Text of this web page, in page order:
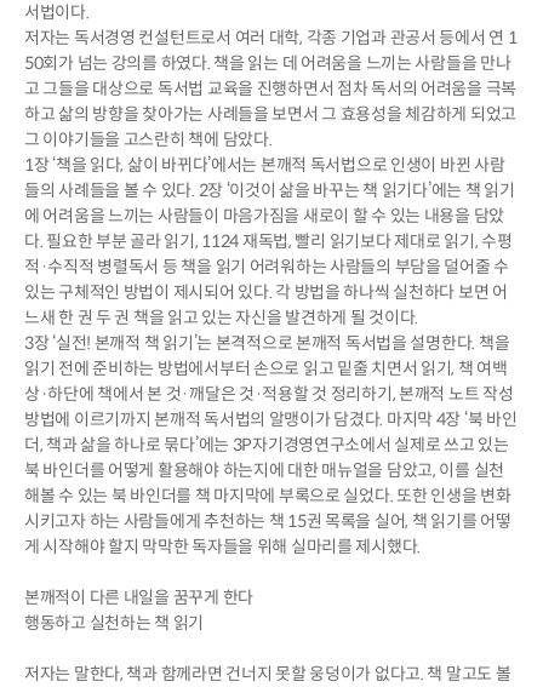
서법이다.
저자는 독서경영 컨설턴트로서 여러 대학, 각종 기업과 관공서 등에서 연 1
50회가 넘는 강의를 하였다. 책을 읽는 데 어려움을 느끼는 사람들을 만나
고 그들을 대상으로 독서법 교육을 진행하면서 점차 독서의 어려움을 극복
하고 삶의 방향을 찾아가는 사례들을 보면서 그 효용성을 체감하게 되었고
그 이야기들을 고스란히 책에 담았다.
1장 ‘책을 읽다, 삶이 바뀌다’에서는 본깨적 독서법으로 인생이 바뀐 사람
들의 사례들을 볼 수 있다. 2장 ‘이것이 삶을 바꾸는 책 읽기다’에는 책 읽기
에 어려움을 느끼는 사람들이 마음가짐을 새로이 할 수 있는 내용을 담았
다. 필요한 부분 골라 읽기, 1124 재독법, 빨리 읽기보다 제대로 읽기, 수평
적·수직적 병렬독서 등 책을 읽기 어려워하는 사람들의 부담을 덜어줄 수
있는 구체적인 방법이 제시되어 있다. 각 방법을 하나씩 실천하다 보면 어
느새 한 권 두 권 책을 읽고 있는 자신을 발견하게 될 것이다.
3장 ‘실전! 본깨적 책 읽기’는 본격적으로 본깨적 독서법을 설명한다. 책을
읽기 전에 준비하는 방법에서부터 손으로 읽고 밑줄 치면서 읽기, 책 여백
상·하단에 책에서 본 것·깨달은 것·적용할 것 정리하기, 본깨적 노트 작성
방법에 이르기까지 본깨적 독서법의 알맹이가 담겼다. 마지막 4장 ‘북 바인
더, 책과 삶을 하나로 묶다’에는 3P자기경영연구소에서 실제로 쓰고 있는
북 바인더를 어떻게 활용해야 하는지에 대한 매뉴얼을 담았고, 이를 실천
해볼 수 있는 북 바인더를 책 마지막에 부록으로 실었다. 또한 인생을 변화
시키고자 하는 사람들에게 추천하는 책 15권 목록을 실어, 책 읽기를 어떻
게 시작해야 할지 막막한 독자들을 위해 실마리를 제시했다.
본깨적이 다른 내일을 꿈꾸게 한다
행동하고 실천하는 책 읽기
저자는 말한다, 책과 함께라면 건너지 못할 웅덩이가 없다고. 책 말고도 볼